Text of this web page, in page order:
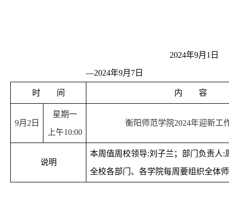
2024年9月 1 日
—2024年9月 7 日
时 间 内 容
9月2日
星期一
上午10:00
衡阳师范学院2024年迎新工
说明
本周值周校领导:刘子兰 ；部门负责人:
全校各部门、各学院每周要组织全体